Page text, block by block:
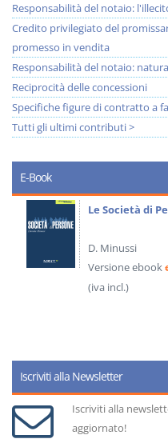
Responsabilità del notaio:
Credito privilegiato del
promesso in vendita
Responsabilità del notaio:
Reciprocità delle concessioni
Specifiche figure di contratto a
Tutti gli ultimi contributi >
E-Book
Le Società di
D. Minussi
Versione ebook
(iva incl.)
Iscriviti alla Newsletter
Iscriviti alla
aggiornato!